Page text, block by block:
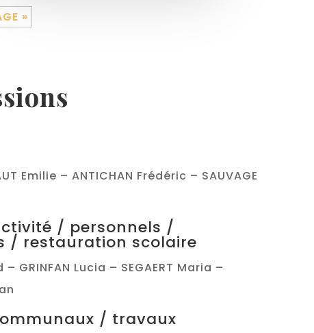
»
Emilie – ANTICHAN Frédéric – SAUVAGE
/ personnels /
/ restauration scolaire
– GRINFAN Lucia – SEGAERT Maria –
/ travaux